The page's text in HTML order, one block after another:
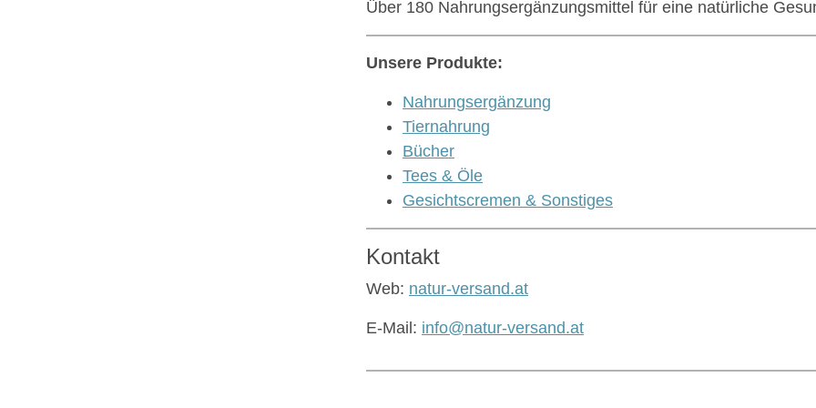
Über 180 Nahrungsergänzungsmittel für eine natürliche
Unsere Produkte:
Nahrungsergänzung
Tiernahrung
Bücher
Tees & Öle
Gesichtscremen & Sonstiges
Kontakt
Web: natur-versand.at
E-Mail: info@natur-versand.at